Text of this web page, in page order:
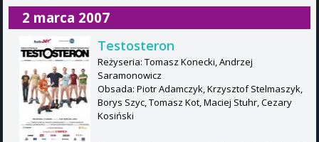
2 marca 2007
Testosteron
Reżyseria: Tomasz Konecki, Andrzej
Saramonowicz
Obsada: Piotr Adamczyk, Krzysztof Stelmaszyk,
Borys Szyc, Tomasz Kot, Maciej Stuhr, Cezary
Kosiński